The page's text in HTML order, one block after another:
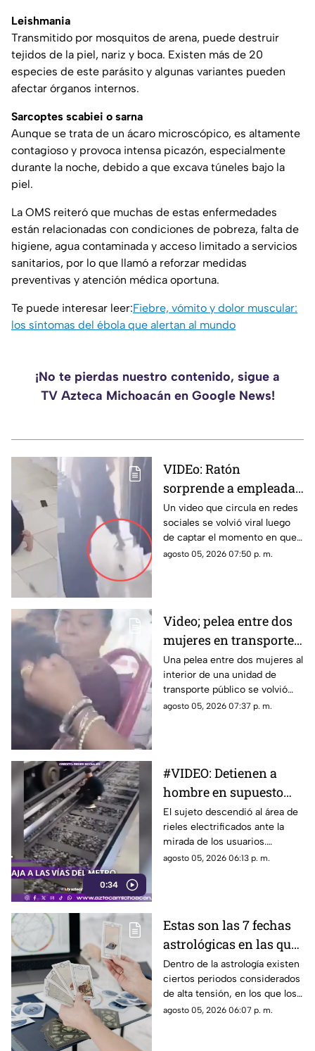
Leishmania
Transmitido por mosquitos de arena, puede destruir
tejidos de la piel, nariz y boca. Existen más de 20
especies de este parásito y algunas variantes pueden
afectar órganos internos.
Sarcoptes scabiei o sarna
Aunque se trata de un ácaro microscópico, es altamente
contagioso y provoca intensa picazón, especialmente
durante la noche, debido a que excava túneles bajo la
piel.
La OMS reiteró que muchas de estas enfermedades
están relacionadas con condiciones de pobreza, falta de
higiene, agua contaminada y acceso limitado a servicios
sanitarios, por lo que llamó a reforzar medidas
preventivas y atención médica oportuna.
Te puede interesar leer:Fiebre, vómito y dolor muscular:
los síntomas del ébola que alertan al mundo
¡No te pierdas nuestro contenido, sigue a
TV Azteca Michoacán en Google News!
VIDEo: Ratón
sorprende a empleada
mientras descansaba
acostada en el piso en
horario laboral y su
reacción se vuelve
Un video que circula en redes
sociales se volvió viral luego
de captar el momento en que
un ratón sorprendió a dos
piso mientras veían videos en
un teléfono celular.
agosto 05, 2026 07:50 p. m.
Video; pelea entre dos
mujeres en transporte
público termina en
jalones de cabello
Una pelea entre dos mujeres al
interior de una unidad de
transporte público se volvió
viral en redes sociales, luego
agosto 05, 2026 07:37 p. m.
0:34
#VIDEO: Detienen a
hombre en supuesto
estado de ebriedad que
bajó a las vías del
metro.
El sujeto descendió al área de
rieles electrificados ante la
mirada de los usuarios.
Elementos de seguridad
agosto 05, 2026 06:13 p. m.
Estas son las 7 fechas
astrológicas en las que
recomiendan evitar
decisiones importantes
Dentro de la astrología existen
ciertos periodos considerados
de alta tensión, en los que los
movimientos planetarios y
agosto 05, 2026 06:07 p. m.